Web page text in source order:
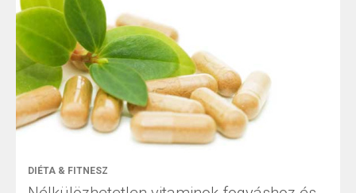
DIÉTA & FITNESZ